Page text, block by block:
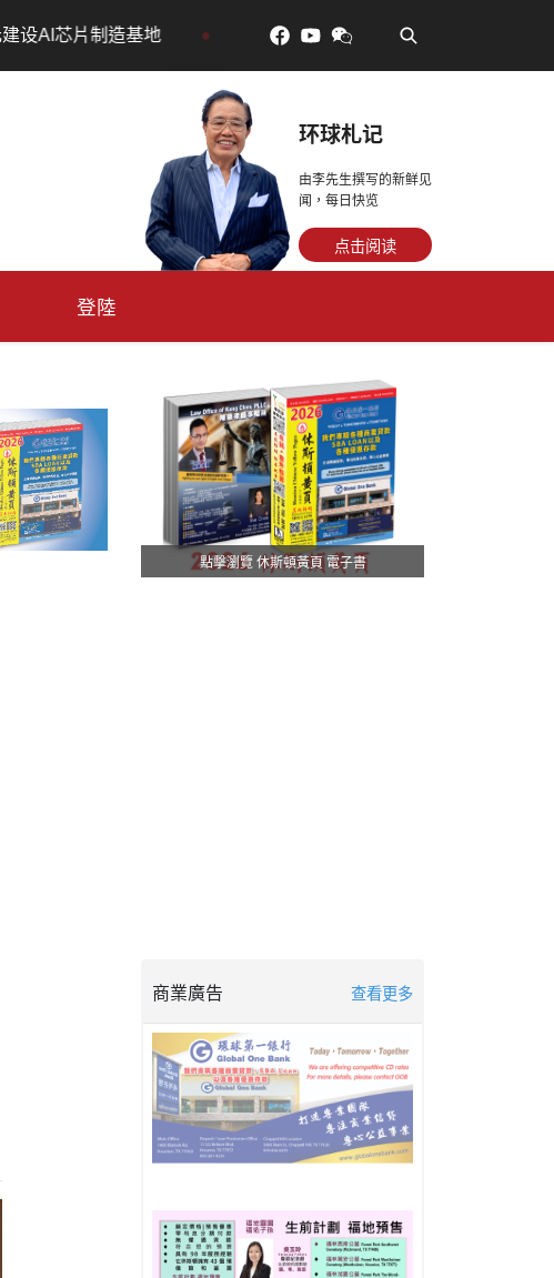
• 吃對了更年輕：花青素如何守住細胞、血管與大腦活力
环球札记
由李先生撰写的新鲜见
闻，每日快览
点击阅读
登陸
點擊瀏覽 休斯頓黃頁 電子書
商業廣告 查看更多